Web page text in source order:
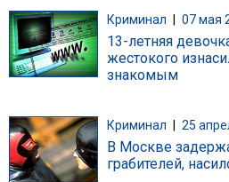
Криминал 07 мая
13-летняя
жестокого
знакомым
Криминал 25
В Москве
грабителей,